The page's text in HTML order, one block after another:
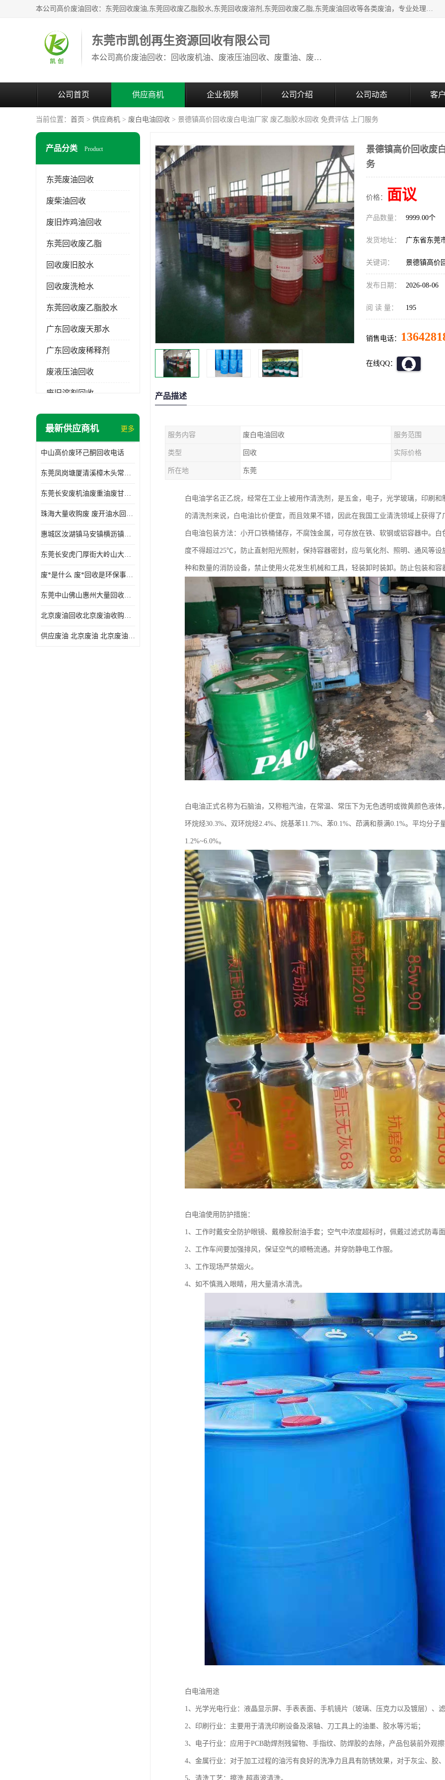
本公司高价废油回收：东莞回收废油,东莞回收废乙脂胶水,东莞回收废溶剂,东莞回收废乙脂,东莞废油回收等各类废油，专业处理从事化工产品研发与销售的综合型高科技服务性企业。我公司自成立以来，一直秉承“科技创新，立足诚信，感恩于心”的理念，力求设计与客户合作共赢的局面。在广大新老客户的大力支持下，我公司员工经过不懈努力，公司已快速发展成为国内知名化工企业。
东莞市凯创再生资源回收有限公司
本公司高价废油回收：回收废机油、废液压油回收、废重油、废食用油回收、废导热油、废、废油漆、废UV光油、废清、废白矿油、废变压器油
公司首页 供应商机 企业视频 公司介绍 公司动态 客
当前位置： 首页 > 供应商机 > 废白电油回收 > 景德镇高价回收废白电油厂家 废乙脂胶水回收 免费评估 上门服务
产品分类 Product
东莞废油回收
废柴油回收
废旧炸鸡油回收
东莞回收废乙脂
回收废旧胶水
回收废洗枪水
东莞回收废乙脂胶水
广东回收废天那水
广东回收废稀释剂
废液压油回收
废旧溶剂回收
东莞回收废溶剂
废三氯乙烯回收
废混合溶剂回收
最新供应商机 更多
中山高价废环己酮回收电话
东莞凤岗塘厦清溪樟木头常平废液压油 废火花机油 废 废切削油 废齿轮油 废导轨油 废螺杆油
东莞长安废机油废重油废甘油废矿物油废燃料油废废润滑油废火花机油废油废齿轮油
珠海大量收购废 废开油水回收废酒精废废乙酯胶水废洗枪水废开油水废二废三氯丁脂乙脂废甲
惠城区汝湖镇马安镇横沥镇芦洲镇 惠阳新圩镇镇镇沙田镇废机油废液压油废润滑油废废火花机油废白电油废废齿轮油废白矿油废变压器油废燃料油
东莞长安虎门厚街大岭山大量回收废开油水废洗枪水废稀释剂
废*是什么 废*回收是环保事业吗
东莞中山佛山惠州大量回收废机油，废液压油，废润滑油，废，废火花机油，废白电油，废，废齿轮油，废白矿油，废变压器油，废燃料油，废切削油
北京废油回收北京废油收购再生注意的事项
供应废油 北京废油 北京废油回收 废油收购
景德镇高价回收废
务
价格： 面议
产品数量： 9999.00个
发货地址： 广东省东莞
关键词： 景德镇高价
发布日期： 2026-08-06
阅 读 量： 195
销售电话：
在线QQ：
产品描述
服务内容 废白电油回收 服务范围
类型 回收 实际价格
所在地 东莞
白电油学名正乙烷，经常在工业上被用作清洗剂，是五金，电子，光学玻璃，印刷
的清洗剂来说，白电油比价便宜，而且效果不错，因此在我国工业清洗领域上获得了
白电油包装方法：小开口铁桶储存，不腐蚀金属，可存放在铁、软钢或铝容器中。
度不得超过25℃，防止直射阳光照射，保持容器密封，应与氧化剂、照明、通风等
种和数量的消防设备，禁止使用火花发生机械和工具，轻装卸时装卸。防止包装和容
白电油正式名称为石脑油，又称粗汽油，在常温、常压下为无色透明或微黄颜色液
环烷烃30.3%、双环烷烃2.4%、烷基苯11.7%、苯0.1%、茚满和萘满0.1%。平均分子
1.2%~6.0%。
白电油使用防护措施：
1、工作时戴安全防护眼镜、戴橡胶耐油手套；空气中浓度超标时，佩戴过滤式防毒
2、工作车间要加强排风，保证空气的顺畅流通。并穿防静电工作服。
3、工作现场严禁烟火。
4、如不慎溅入眼睛，用大量清水清洗。
白电油用途
1、光学光电行业：液晶显示屏、手表表面、手机镜片（玻璃、压克力以及镀层）、
2、印刷行业：主要用于清洗印刷设备及滚轴、刀工具上的油墨、胶水等污垢；
3、电子行业：应用于PCB助焊剂残留物、手指纹、防焊胶的去除，产品包装前外观
4、金属行业：对于加工过程的油污有良好的洗净力且具有防锈效果，对于灰尘、胶
5、清洗工艺：擦洗 超声波清洗。